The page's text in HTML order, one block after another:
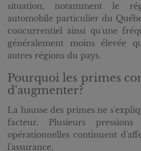
situation, notamment le
automobile particulier du
concurrentiel ainsi qu'une
généralement moins élevée
autres régions du pays.
Pourquoi les primes
d'augmenter?
La hausse des primes ne
facteur. Plusieurs pressions
opérationnelles continuent
l'assurance.